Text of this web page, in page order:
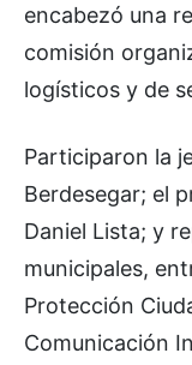
encabezó una
comisión
logísticos y de
Participaron la
Berdesegar; el
Daniel Lista; y
municipales,
Protección
Comunicación